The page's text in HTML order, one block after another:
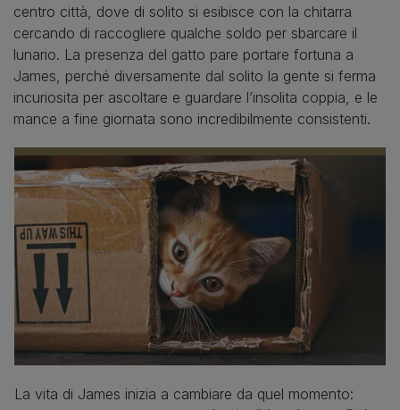
centro città, dove di solito si esibisce con la chitarra
cercando di raccogliere qualche soldo per sbarcare il
lunario. La presenza del gatto pare portare fortuna a
James, perché diversamente dal solito la gente si ferma
incuriosita per ascoltare e guardare l’insolita coppia, e le
mance a fine giornata sono incredibilmente consistenti.
La vita di James inizia a cambiare da quel momento: